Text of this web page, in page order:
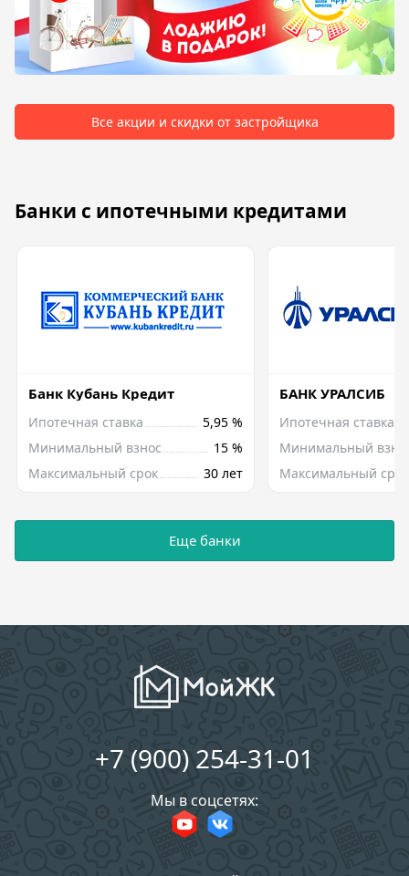
Все акции и скидки от застройщика
Банки с ипотечными кредитами
Банк Кубань Кредит
Ипотечная ставка
5,95 %
Минимальный взнос
15 %
Максимальный срок
30 лет
БАНК УРАЛСИБ
Ипотечная ставка
Минимальный
Максимальный срок
Еще банки
+7 (900) 254-31-01
Мы в соцсетях: